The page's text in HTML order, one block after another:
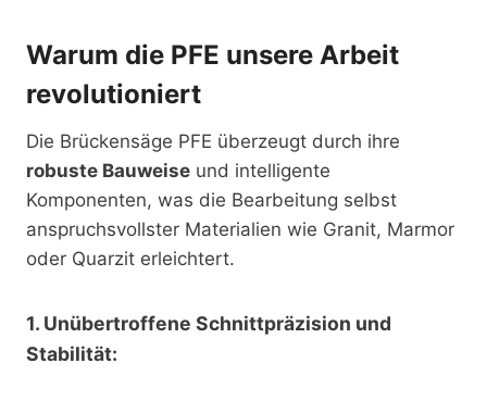
Warum die PFE unsere Arbeit
revolutioniert
Die Brückensäge PFE überzeugt durch ihre
robuste Bauweise und intelligente
Komponenten, was die Bearbeitung selbst
anspruchsvollster Materialien wie Granit, Marmor
oder Quarzit erleichtert.
1. Unübertroffene Schnittpräzision und
Stabilität: